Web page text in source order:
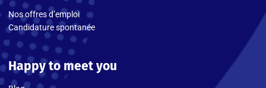
Nos offres d’emploi
Candidature spontanée
Happy to meet you